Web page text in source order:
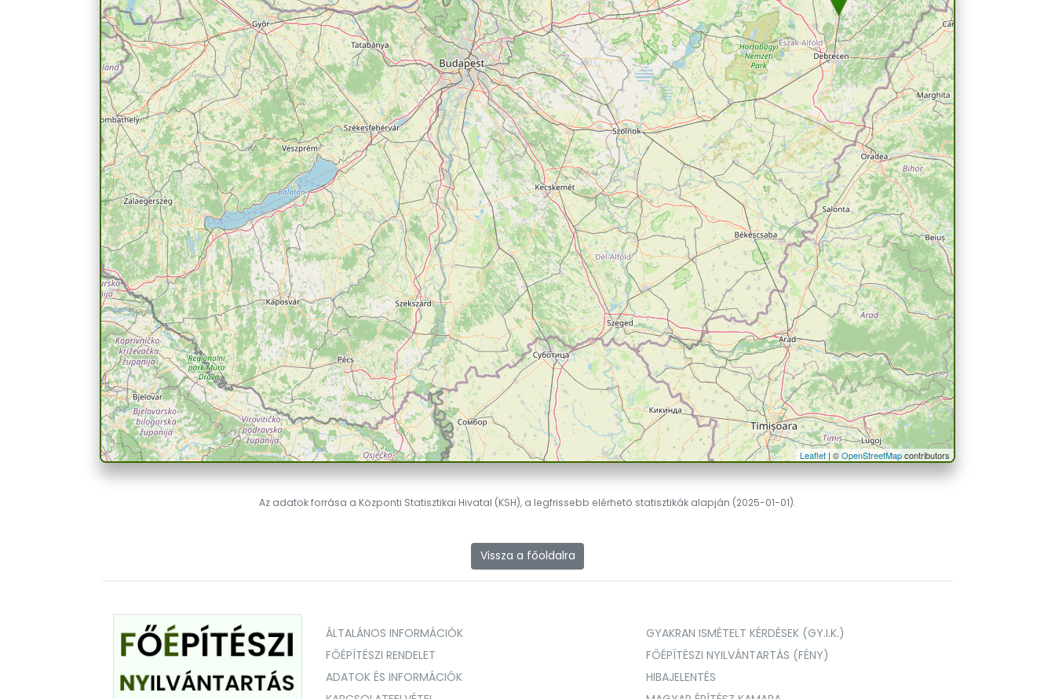
Leaflet | ©OpenStreetMapcontributors
Az adatok forrása a Központi Statisztikai Hivatal (KSH), a legfrissebb elérhető statisztikák alapján (2025-01-01).
Vissza a főoldalra
ÁLTALÁNOS INFORMÁCIÓK
GYAKRAN ISMÉTELT KÉRDÉSEK (GY.I.K.)
FŐÉPÍTÉSZI RENDELET
FŐÉPÍTÉSZI NYILVÁNTARTÁS (FÉNY)
ADATOK ÉS INFORMÁCIÓK
HIBAJELENTÉS